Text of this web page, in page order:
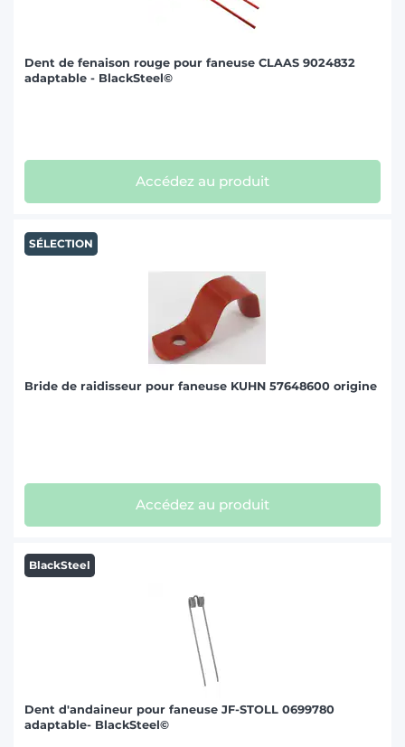
PÖTTINGER (31)
SIP (13)
TAARUP (3)
VICON (21)
Dent de fenaison rouge pour faneuse CLAAS 9024832
adaptable - BlackSteel©
Accédez au produit
SÉLECTION
Bride de raidisseur pour faneuse KUHN 57648600 origine
Accédez au produit
BlackSteel
Dent d'andaineur pour faneuse JF-STOLL 0699780
adaptable- BlackSteel©